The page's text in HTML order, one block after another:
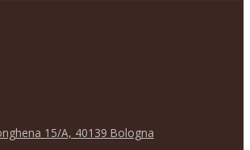
15/A, 40139 Bologna